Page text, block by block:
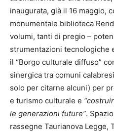
inaugurata, già il 16 maggio,
monumentale biblioteca
volumi, tanti di pregio –
strumentazioni tecnologiche
il “Borgo culturale diffuso”
sinergica tra comuni
solo per citarne alcuni) per
e turismo culturale e
le generazioni future”.
rassegne Taurianova Legge,